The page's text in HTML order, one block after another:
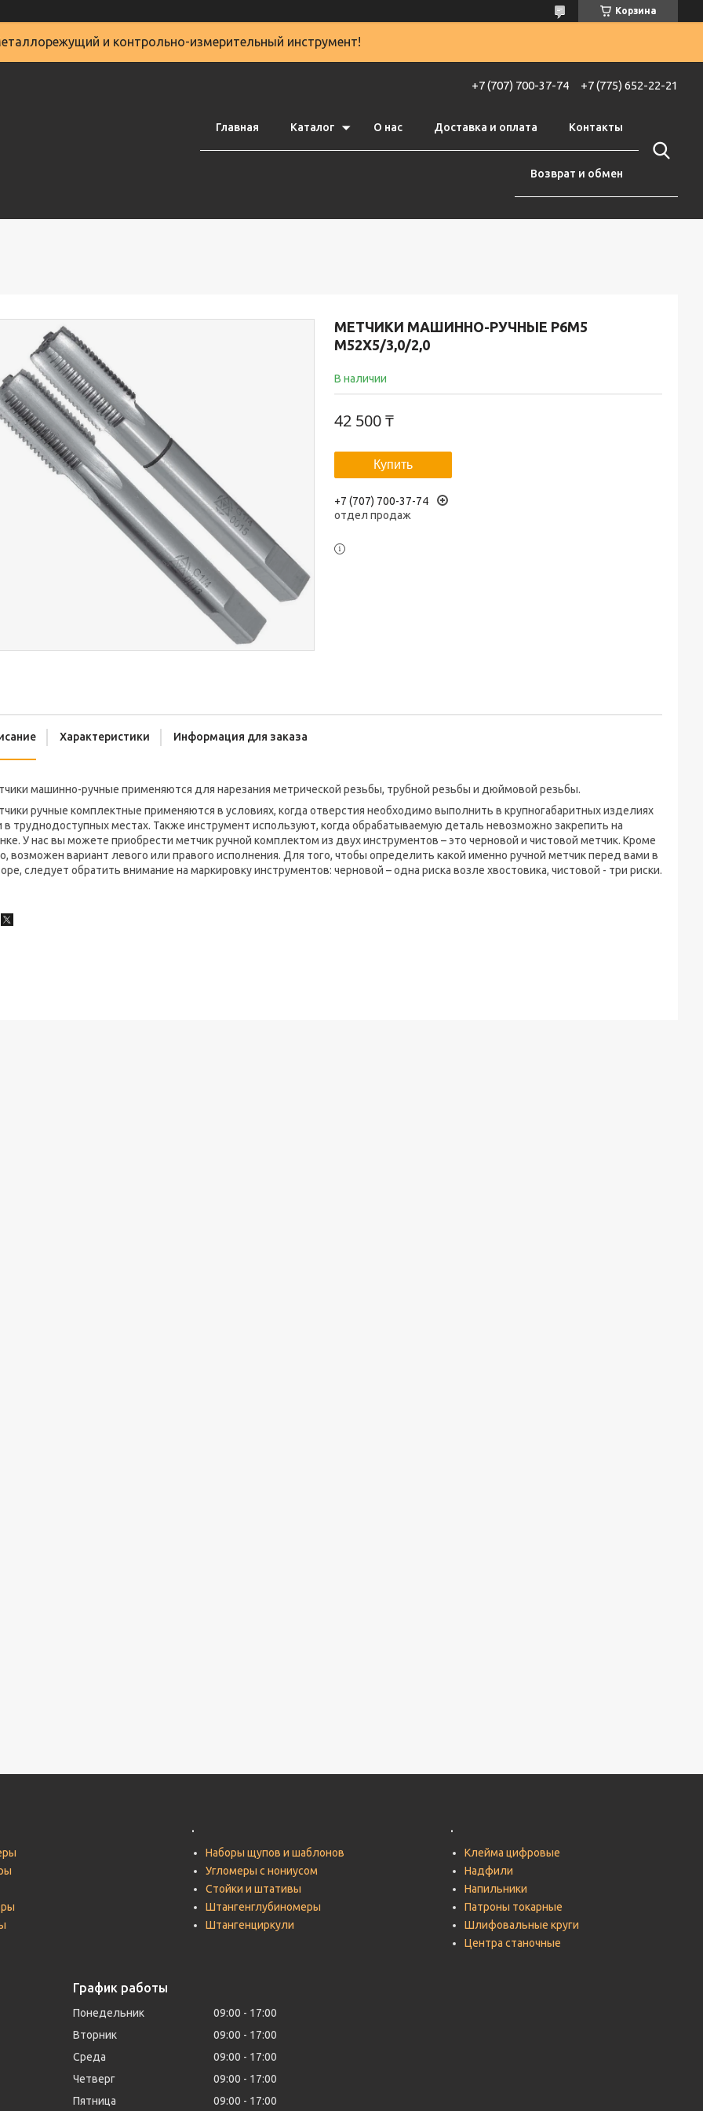
Корзина
и контрольно-измерительный инструмент!
+7 (707) 700-37-74 +7 (775) 652-22-21
Главная Каталог О нас Доставка и оплата Контакты
Возврат и обмен
МЕТЧИКИ МАШИННО-РУЧНЫЕ Р6М5
М52Х5/3,0/2,0
В наличии
42 500 ₸
Купить
+7 (707) 700-37-74
отдел продаж
Характеристики Информация для заказа
машинно-ручные применяются для нарезания метрической резьбы, трубной резьбы и дюймовой резьбы.
ручные комплектные применяются в условиях, когда отверстия необходимо выполнить в крупногабаритных изделиях
в труднодоступных местах. Также инструмент используют, когда обрабатываемую деталь невозможно закрепить на
У нас вы можете приобрести метчик ручной комплектом из двух инструментов – это черновой и чистовой метчик. Кроме
возможен вариант левого или правого исполнения. Для того, чтобы определить какой именно ручной метчик перед вами в
следует обратить внимание на маркировку инструментов: черновой – одна риска возле хвостовика, чистовой - три риски.
.
Наборы щупов и шаблонов
Угломеры с нониусом
Стойки и штативы
Штангенглубиномеры
Штангенциркули
.
Клейма цифровые
Надфили
Напильники
Патроны токарные
Шлифовальные круги
Центра станочные
График работы
Понедельник 09:00
17:00
Вторник
09:00
17:00
Среда
09:00
17:00
Четверг
09:00
17:00
Пятница
09:00 17:00